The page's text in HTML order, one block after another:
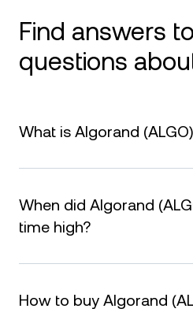
Find answers
questions
What is Algorand
Algorand (ALGO) is a blockchain
decentralized applications
digital assets, including
throughput and low fees,
When did Algorand
time high?
As of August 8, 2026, Algorand
How to buy Algorand